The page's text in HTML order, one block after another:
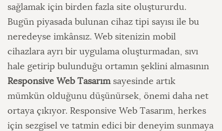
sağlamak için birden fazla site oluştururdu.
Bugün piyasada bulunan cihaz tipi sayısı ile bu
neredeyse imkânsız. Web sitenizin mobil
cihazlara ayrı bir uygulama oluşturmadan, sıvı
hale getirip bulunduğu ortamın şeklini almasının
Responsive Web Tasarımsayesinde artık
mümkün olduğunu düşünürsek, önemi daha net
ortaya çıkıyor. Responsive Web Tasarım, herkes
için sezgisel ve tatmin edici bir deneyim sunmaya